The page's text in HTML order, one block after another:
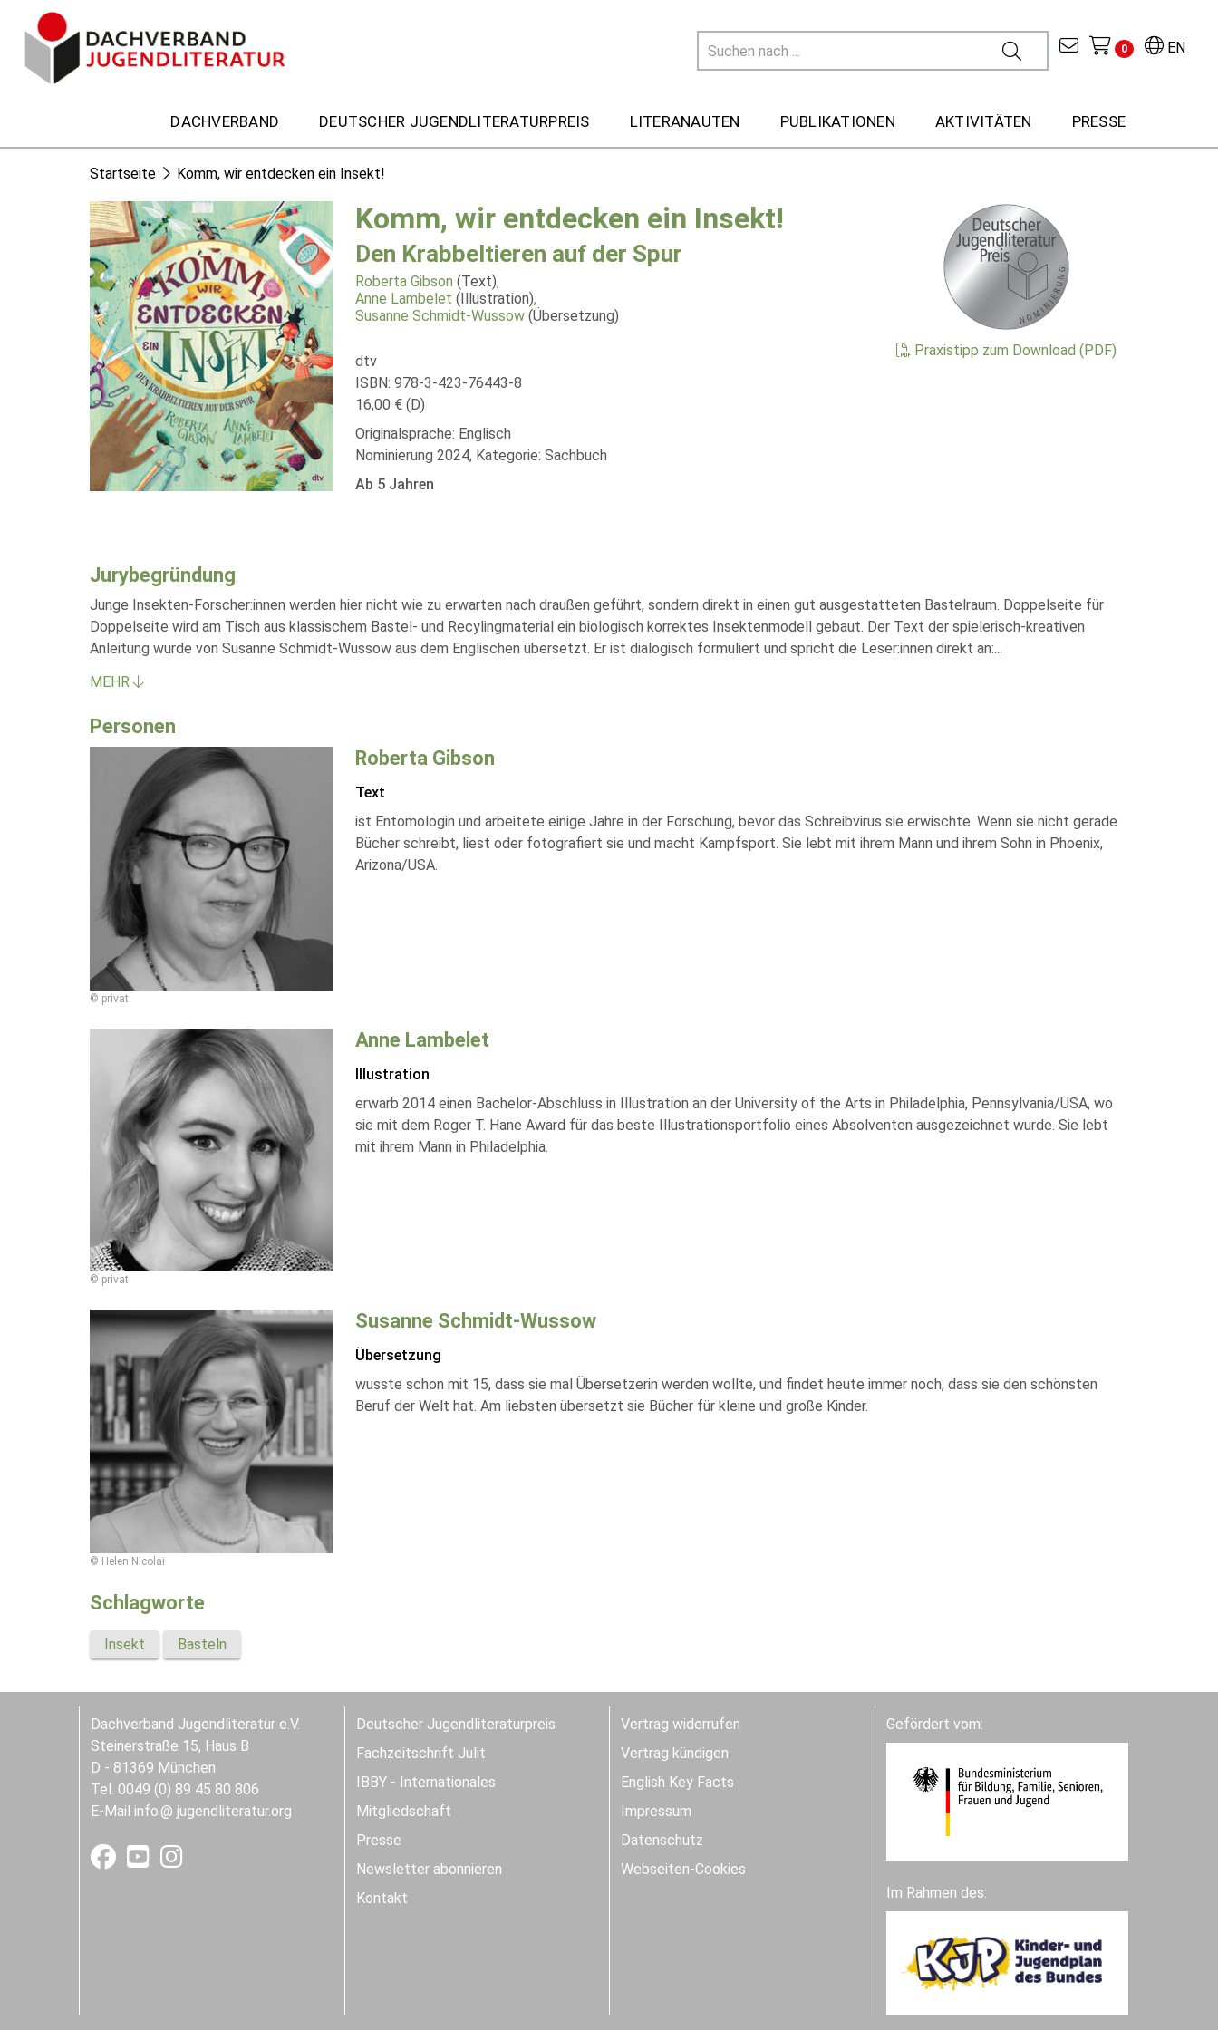
EN
0
DACHVERBAND DEUTSCHER JUGENDLITERATURPREIS LITERANAUTEN PUBLIKATIONEN AKTIVITÄTEN PRESSE
Startseite Komm, wir entdecken ein Insekt!
Komm, wir entdecken ein Insekt!
Den Krabbeltieren auf der Spur
Roberta Gibson (Text),
Anne Lambelet (Illustration),
Susanne Schmidt-Wussow (Übersetzung)
dtv
ISBN: 978-3-423-76443-8
16,00 € (D)
Originalsprache: Englisch
Nominierung 2024, Kategorie: Sachbuch
Ab 5 Jahren
Praxistipp zum Download (PDF)
Jurybegründung
Junge Insekten-Forscher:innen werden hier nicht wie zu erwarten nach draußen geführt, sondern direkt in einen gut ausgestatteten Bastelraum. Doppelseite für
Doppelseite wird am Tisch aus klassischem Bastel- und Recylingmaterial ein biologisch korrektes Insektenmodell gebaut. Der Text der spielerisch-kreativen
Anleitung wurde von Susanne Schmidt-Wussow aus dem Englischen übersetzt. Er ist dialogisch formuliert und spricht die Leser:innen direkt an:...
MEHR
Personen
© privat
Roberta Gibson
Text
ist Entomologin und arbeitete einige Jahre in der Forschung, bevor das Schreibvirus sie erwischte. Wenn sie nicht gerade
Bücher schreibt, liest oder fotografiert sie und macht Kampfsport. Sie lebt mit ihrem Mann und ihrem Sohn in Phoenix,
Arizona/USA.
© privat
Anne Lambelet
Illustration
erwarb 2014 einen Bachelor-Abschluss in Illustration an der University of the Arts in Philadelphia, Pennsylvania/USA, wo
sie mit dem Roger T. Hane Award für das beste Illustrationsportfolio eines Absolventen ausgezeichnet wurde. Sie lebt
mit ihrem Mann in Philadelphia.
© Helen Nicolai
Susanne Schmidt-Wussow
Übersetzung
wusste schon mit 15, dass sie mal Übersetzerin werden wollte, und findet heute immer noch, dass sie den schönsten
Beruf der Welt hat. Am liebsten übersetzt sie Bücher für kleine und große Kinder.
Schlagworte
Insekt Basteln
Dachverband Jugendliteratur e.V.
Steinerstraße 15, Haus B
D - 81369 München
Tel. 0049 (0) 89 45 80 806
E-Mail info jugendliteratur.org
Deutscher Jugendliteraturpreis
Fachzeitschrift Julit
IBBY - Internationales
Mitgliedschaft
Presse
Newsletter abonnieren
Kontakt
Vertrag widerrufen
Vertrag kündigen
English Key Facts
Impressum
Datenschutz
Webseiten-Cookies
Gefördert vom:
Im Rahmen des: